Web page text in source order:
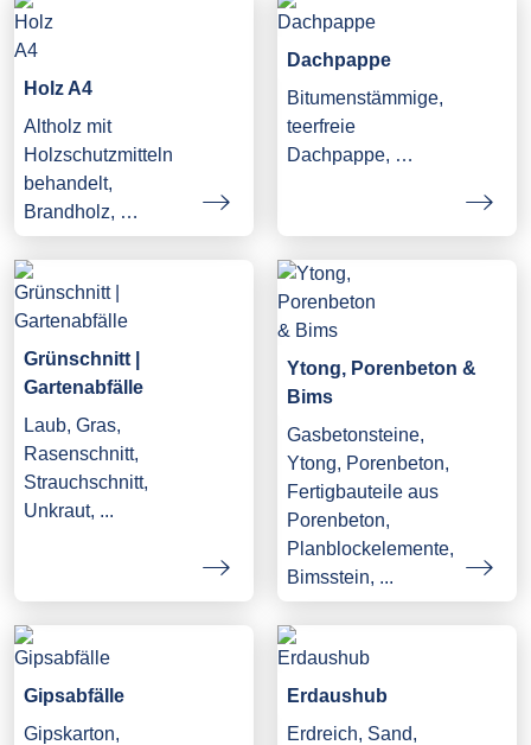
Holz A4
Altholz mit
Holzschutzmitteln
behandelt,
Brandholz, …
Dachpappe
Bitumenstämmige,
teerfreie
Dachpappe, …
Grünschnitt |
Gartenabfälle
Laub, Gras,
Rasenschnitt,
Strauchschnitt,
Unkraut, ...
Ytong, Porenbeton &
Bims
Gasbetonsteine,
Ytong, Porenbeton,
Fertigbauteile aus
Porenbeton,
Planblockelemente,
Bimsstein, ...
Gipsabfälle
Gipskarton,
Erdaushub
Erdreich, Sand,